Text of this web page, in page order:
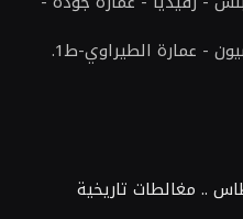
- عمارة الطيراوي-ط1.
.. مغالطات تاريخية